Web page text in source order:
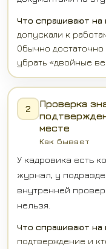
Что спрашивают на
допускали к
Обычно
убрать «двойные
2
Проверка
месте
Как бывает
У кадровика есть
журнал, у
внутренней
нельзя.
Что спрашивают на
подтверждение и